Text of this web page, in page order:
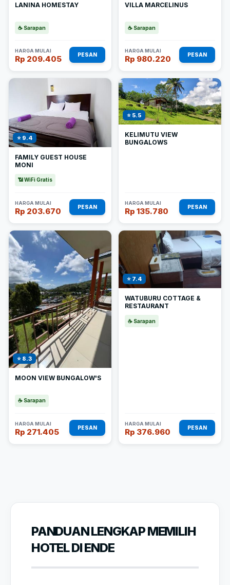
LANINA HOMESTAY
☕ Sarapan
HARGA MULAI
Rp 209.405 PESAN
VILLA MARCELINUS
☕ Sarapan
HARGA MULAI
Rp 980.220 PESAN
⭐ 9.4
FAMILY GUEST HOUSE
MONI
📶 WiFi Gratis
HARGA MULAI
Rp 203.670 PESAN
⭐ 5.5
KELIMUTU VIEW
BUNGALOWS
HARGA MULAI
Rp 135.780 PESAN
⭐ 8.3
MOON VIEW BUNGALOW'S
☕ Sarapan
HARGA MULAI
Rp 271.405 PESAN
⭐ 7.4
WATUBURU COTTAGE &
RESTAURANT
☕ Sarapan
HARGA MULAI
Rp 376.960 PESAN
PANDUAN LENGKAP MEMILIH
HOTEL DI ENDE